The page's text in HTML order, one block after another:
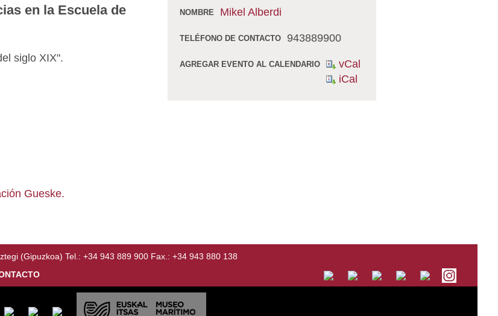
en la Escuela de
siglo XIX".
Gueske.
NOMBRE Mikel Alberdi
TELÉFONO DE CONTACTO 943889900
AGREGAR EVENTO AL CALENDARIO
vCal
iCal
(Gipuzkoa) Tel.: +34 943 889 900 Fax.: +34 943 880 138